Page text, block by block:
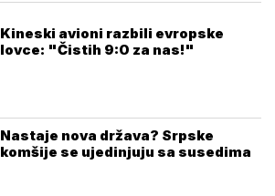
Kineski avioni razbili evropske
lovce: "Čistih 9:0 za nas!"
Nastaje nova država? Srpske
komšije se ujedinjuju sa susedima